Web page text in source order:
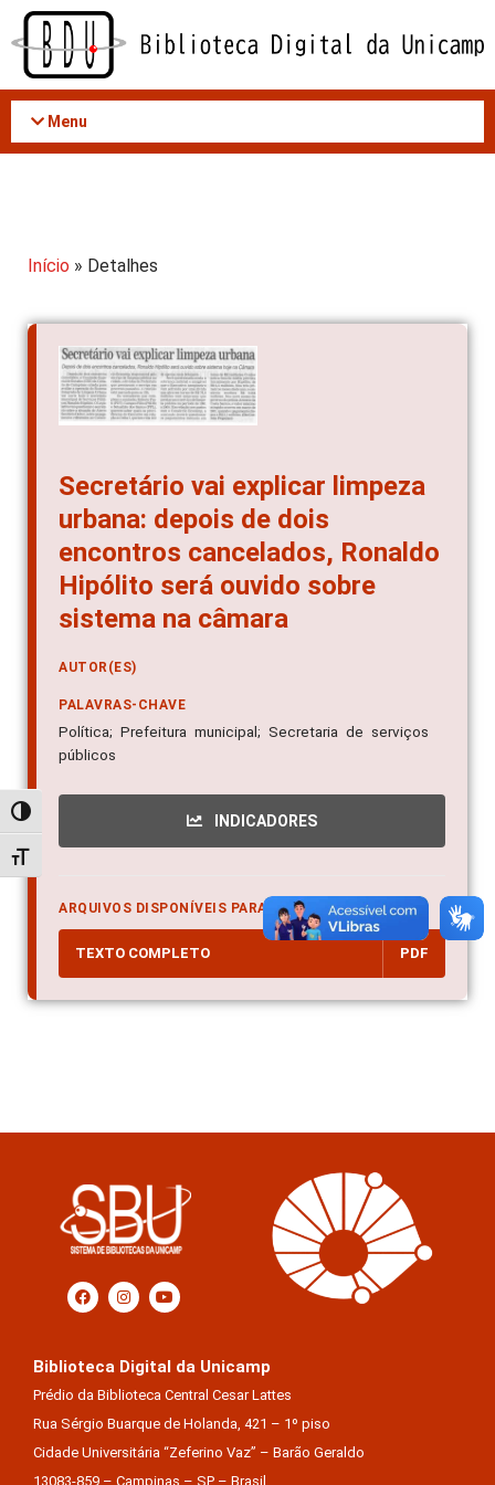
Acessar
conteúdo
Alternar alto contraste
Alternar tamanho da fonte
Menu
Início » Detalhes
Secretário vai explicar limpeza
urbana: depois de dois
encontros cancelados, Ronaldo
Hipólito será ouvido sobre
sistema na câmara
AUTOR(ES)
PALAVRAS-CHAVE
Política; Prefeitura municipal; Secretaria de serviços
públicos
INDICADORES
ARQUIVOS DISPONÍVEIS PARA DOWNLOAD
TEXTO COMPLETO PDF
Biblioteca Digital da Unicamp
Prédio da Biblioteca Central Cesar Lattes
Rua Sérgio Buarque de Holanda, 421 – 1º piso
Cidade Universitária “Zeferino Vaz” – Barão Geraldo
13083-859 – Campinas – SP – Brasil